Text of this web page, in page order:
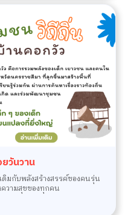
วันวาน
มกับพลังสร้างสรรค์ของคนรุ่น
วามสุขของทุกคน